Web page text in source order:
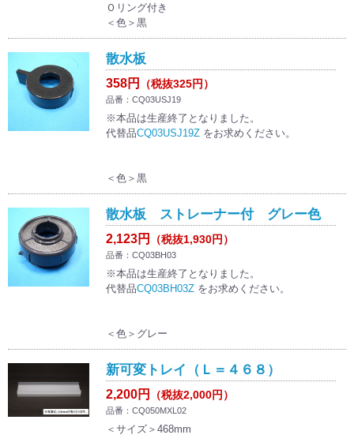
Ｏリング付き
＜色＞黒
散水板
358円 （税抜325円）
品番：CQ03USJ19
※本品は生産終了となりました。
代替品CQ03USJ19Zをお求めください。
＜色＞黒
散水板 ストレーナー付 グレー色
2,123円 （税抜1,930円）
品番：CQ03BH03
※本品は生産終了となりました。
代替品CQ03BH03Zをお求めください。
＜色＞グレー
新可変トレイ（Ｌ＝４６８）
2,200円 （税抜2,000円）
品番：CQ050MXL02
＜サイズ＞468mm